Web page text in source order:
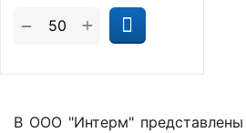
В ООО "Интерм" представлены
+
−